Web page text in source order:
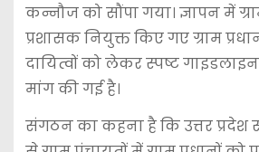
कन्नौज को सौंपा गया। ज्ञापन में
प्रशासक नियुक्त किए गए ग्राम
दायित्वों को लेकर स्पष्ट
मांग की गई है।
संगठन का कहना है कि उत्तर प्रदेश